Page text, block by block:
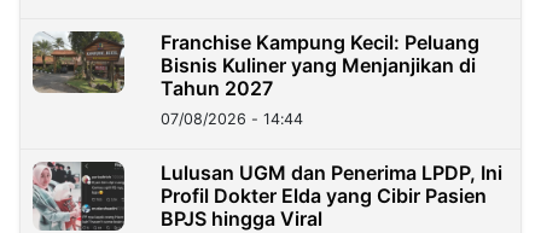
Franchise Kampung Kecil: Peluang
Bisnis Kuliner yang Menjanjikan di
Tahun 2027
07/08/2026 - 14:44
Lulusan UGM dan Penerima LPDP, Ini
Profil Dokter Elda yang Cibir Pasien
BPJS hingga Viral